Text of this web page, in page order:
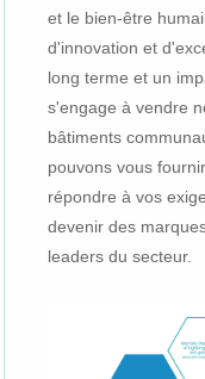
et le bien-être
d'innovation et
long terme et un
s'engage à vendre
bâtiments
pouvons vous
répondre à vos
devenir des
leaders du secteur.